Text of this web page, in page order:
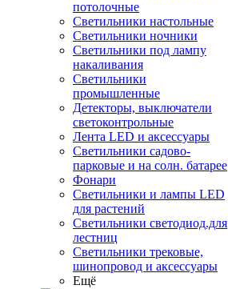
потолочные
Светильники настольные
Светильники ночники
Светильники под лампу
накаливания
Светильники
промышленные
Детекторы, выключатели
светоконтрольные
Лента LED и аксессуары
Светильники садово-
парковые и на солн. батарее
Фонари
Светильники и лампы LED
для растений
Светильники светодиод.для
лестниц
Светильники трековые,
шинопровод и аксессуары
Ещё